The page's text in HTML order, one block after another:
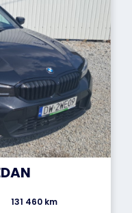
131 460 km